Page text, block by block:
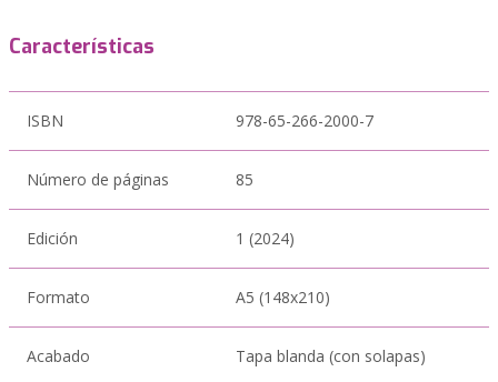
Características
ISBN 978-65-266-2000-7
Número de páginas 85
Edición 1 (2024)
Formato A5 (148x210)
Acabado Tapa blanda (con solapas)